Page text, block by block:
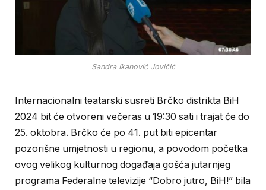
Sandra Ikanović Jovičić
Internacionalni teatarski susreti Brčko distrikta BiH
2024 bit će otvoreni večeras u 19:30 sati i trajat će do
25. oktobra. Brčko će po 41. put biti epicentar
pozorišne umjetnosti u regionu, a povodom početka
ovog velikog kulturnog događaja gošća jutarnjeg
programa Federalne televizije “Dobro jutro, BiH!” bila